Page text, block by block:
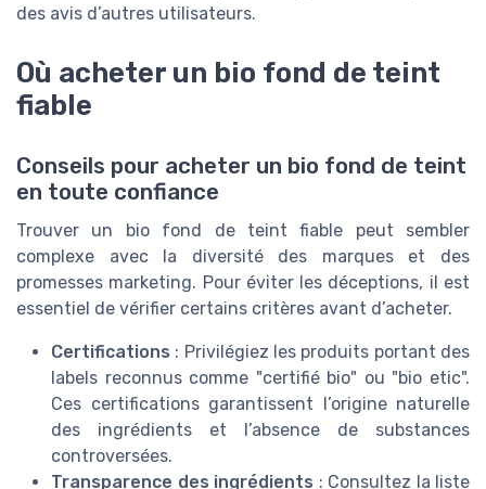
des avis d’autres utilisateurs.
Où acheter un bio fond de teint
fiable
Conseils pour acheter un bio fond de teint
en toute confiance
Trouver un bio fond de teint fiable peut sembler
complexe avec la diversité des marques et des
promesses marketing. Pour éviter les déceptions, il est
essentiel de vérifier certains critères avant d’acheter.
Certifications : Privilégiez les produits portant des
labels reconnus comme "certifié bio" ou "bio etic".
Ces certifications garantissent l’origine naturelle
des ingrédients et l’absence de substances
controversées.
Transparence des ingrédients : Consultez la liste